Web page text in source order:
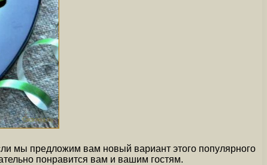
мы предложим вам новый вариант этого популярного
понравится вам и вашим гостям.